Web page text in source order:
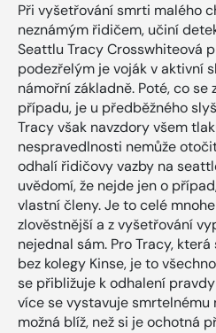
Při vyšetřování smrti malého
neznámým řidičem, učiní
Seattlu Tracy Crosswhiteová
podezřelým je voják v aktivní
námořní základně. Poté, co
případu, je u předběžného
Tracy však navzdory všem
nespravedlnosti nemůže
odhalí řidičovy vazby na
uvědomí, že nejde jen o
vlastní členy. Je to celé
zlověstnější a z vyšetřování
nejednal sám. Pro Tracy,
bez kolegy Kinse, je to
se přibližuje k odhalení
více se vystavuje smrtelnému
možná blíž, než si je ochotná